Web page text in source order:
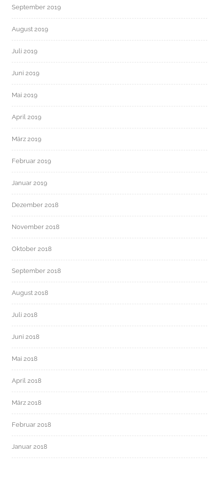
September 2019
August 2019
Juli 2019
Juni 2019
Mai 2019
April 2019
März 2019
Februar 2019
Januar 2019
Dezember 2018
November 2018
Oktober 2018
September 2018
August 2018
Juli 2018
Juni 2018
Mai 2018
April 2018
März 2018
Februar 2018
Januar 2018